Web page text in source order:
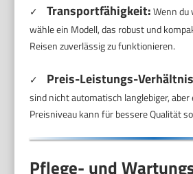
✓ Transportfähigkeit:Wenn du
wähle ein Modell, das robust und
Reisen zuverlässig zu funktionieren.
✓ Preis-Leistungs-
sind nicht automatisch langlebiger,
Preisniveau kann für bessere Qualität
Pflege- und